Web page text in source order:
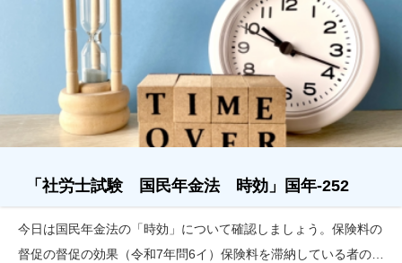
「社労士試験 国民年金法 時効」国年-252
今日は国民年金法の「時効」について確認しましょう。保険料の
督促の督促の効果（令和7年問6イ）保険料を滞納している者の…